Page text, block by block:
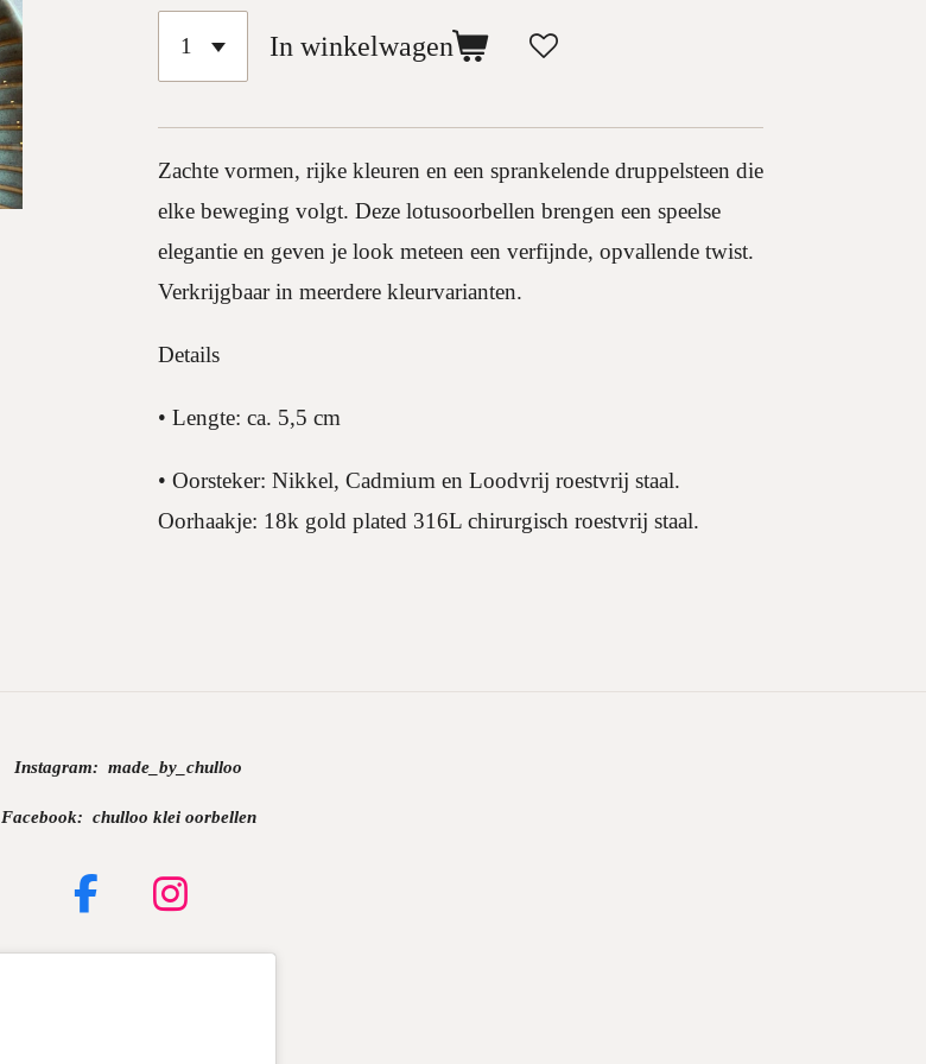
In winkelwagen
Zachte vormen, rijke kleuren en een sprankelende druppelsteen die
elke beweging volgt. Deze lotusoorbellen brengen een speelse
elegantie en geven je look meteen een verfijnde, opvallende twist.
Verkrijgbaar in meerdere kleurvarianten.
Details
• Lengte: ca. 5,5 cm
• Oorsteker: Nikkel, Cadmium en Loodvrij roestvrij staal.
Oorhaakje: 18k gold plated 316L chirurgisch roestvrij staal.
Instagram: made_by_chulloo
Facebook: chulloo klei oorbellen
F
a
I
n